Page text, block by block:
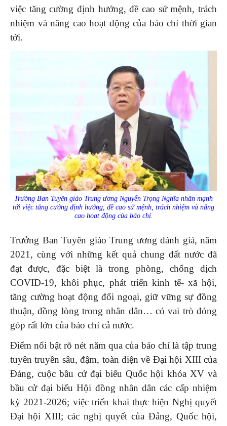
việc tăng cường định hướng, đề cao sứ mệnh, trách
nhiệm và nâng cao hoạt động của báo chí thời gian
tới.
Trưởng Ban Tuyên giáo Trung ương Nguyễn Trọng Nghĩa nhấn mạnh
tới việc tăng cường định hướng, đề cao sứ mệnh, trách nhiệm và nâng
cao hoạt động của báo chí.
Trưởng Ban Tuyên giáo Trung ương đánh giá, năm
2021, cùng với những kết quả chung đất nước đã
đạt được, đặc biệt là trong phòng, chống dịch
COVID-19, khôi phục, phát triển kinh tế- xã hội,
tăng cường hoạt động đối ngoại, giữ vững sự đồng
thuận, đồng lòng trong nhân dân… có vai trò đóng
góp rất lớn của báo chí cả nước.
Điểm nổi bật rõ nét năm qua của báo chí là tập trung
tuyên truyền sâu, đậm, toàn diện về Đại hội XIII của
Đảng, cuộc bầu cử đại biểu Quốc hội khóa XV và
bầu cử đại biểu Hội đồng nhân dân các cấp nhiệm
kỳ 2021-2026; việc triển khai thực hiện Nghị quyết
Đại hội XIII; các nghị quyết của Đảng, Quốc hội,